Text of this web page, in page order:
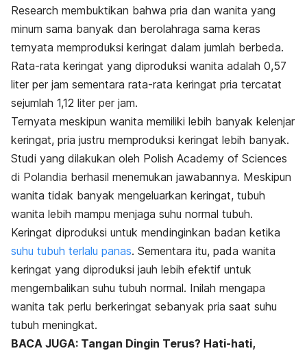
Research membuktikan bahwa pria dan wanita yang
minum sama banyak dan berolahraga sama keras
ternyata memproduksi keringat dalam jumlah berbeda.
Rata-rata keringat yang diproduksi wanita adalah 0,57
liter per jam sementara rata-rata keringat pria tercatat
sejumlah 1,12 liter per jam.
Ternyata meskipun wanita memiliki lebih banyak kelenjar
keringat, pria justru memproduksi keringat lebih banyak.
Studi yang dilakukan oleh Polish Academy of Sciences
di Polandia berhasil menemukan jawabannya. Meskipun
wanita tidak banyak mengeluarkan keringat, tubuh
wanita lebih mampu menjaga suhu normal tubuh.
Keringat diproduksi untuk mendinginkan badan ketika
suhu tubuh terlalu panas. Sementara itu, pada wanita
keringat yang diproduksi jauh lebih efektif untuk
mengembalikan suhu tubuh normal. Inilah mengapa
wanita tak perlu berkeringat sebanyak pria saat suhu
tubuh meningkat.
BACA JUGA: Tangan Dingin Terus? Hati-hati,